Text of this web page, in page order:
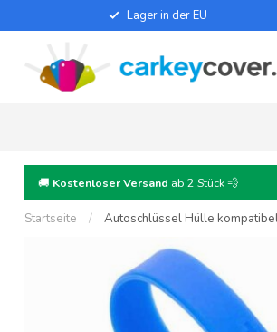
Lager in der EU
🚚 Kostenloser Versand ab 2 Stück 💨
Startseite / Autoschlüssel Hülle